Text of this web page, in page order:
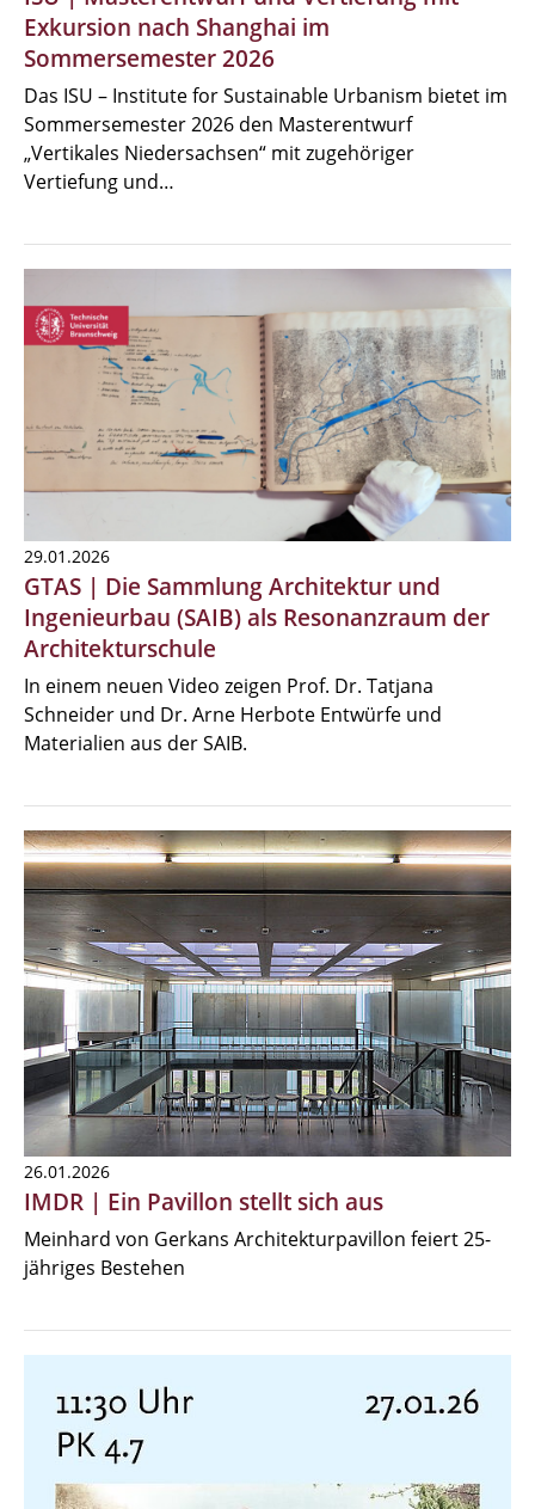
Exkursion nach Shanghai im
Sommersemester 2026
Das ISU – Institute for Sustainable Urbanism bietet im
Sommersemester 2026 den Masterentwurf
„Vertikales Niedersachsen“ mit zugehöriger
Vertiefung und…
29.01.2026
GTAS | Die Sammlung Architektur und
Ingenieurbau (SAIB) als Resonanzraum der
Architekturschule
In einem neuen Video zeigen Prof. Dr. Tatjana
Schneider und Dr. Arne Herbote Entwürfe und
Materialien aus der SAIB.
26.01.2026
IMDR | Ein Pavillon stellt sich aus
Meinhard von Gerkans Architekturpavillon feiert 25-
jähriges Bestehen